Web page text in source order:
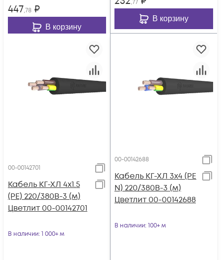
447,78 ₽
В корзину
,77
В корзину
00-00142701
Кабель КГ-ХЛ 4х1.5
(PE) 220/380В-3 (м)
Цветлит 00-00142701
В наличии: 1 000+ м
00-00142688
Кабель КГ-ХЛ 3х4 (PE
N) 220/380В-3 (м)
Цветлит 00-00142688
В наличии: 100+ м